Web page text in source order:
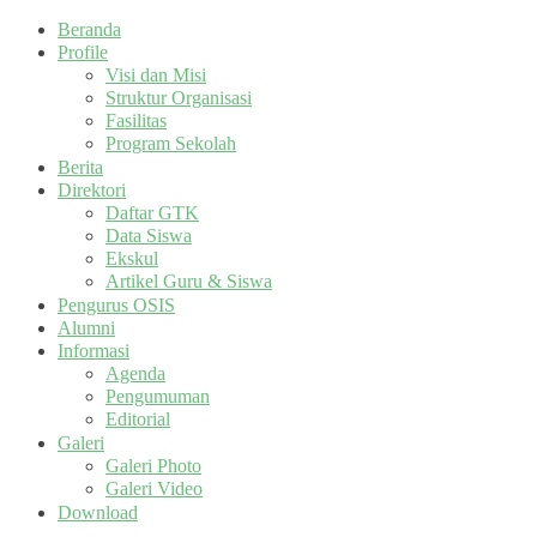
Beranda
Profile
Visi dan Misi
Struktur Organisasi
Fasilitas
Program Sekolah
Berita
Direktori
Daftar GTK
Data Siswa
Ekskul
Artikel Guru & Siswa
Pengurus OSIS
Alumni
Informasi
Agenda
Pengumuman
Editorial
Galeri
Galeri Photo
Galeri Video
Download